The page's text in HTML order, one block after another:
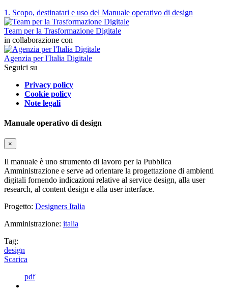
1. Scopo, destinatari e uso del Manuale operativo di design
Team per la Trasformazione Digitale
in collaborazione con
Agenzia per l'Italia Digitale
Seguici su
Privacy policy
Cookie policy
Note legali
Manuale operativo di design
×
Il manuale è uno strumento di lavoro per la Pubblica
Amministrazione e serve ad orientare la progettazione di ambienti
digitali fornendo indicazioni relative al service design, alla user
research, al content design e alla user interface.
Progetto: Designers Italia
Amministrazione: italia
Tag:
design
Scarica
pdf